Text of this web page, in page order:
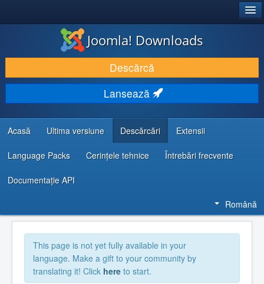
DESCARCĂ & ȘI EXTINDE
DESCOPERĂ & ÎNVAȚĂ
COMUNITATE & SUPORT
RESURSE DEZVOLTATORI
Joomla! Downloads
Descărcă
Lansează
Acasă Ultima versiune Descărcări Extensii
Language Packs Cerințele tehnice Întrebări frecvente
Documentaţie API
Română
This page is not yet fully available in your
language. Make a gift to your community by
translating it! Click here to start.